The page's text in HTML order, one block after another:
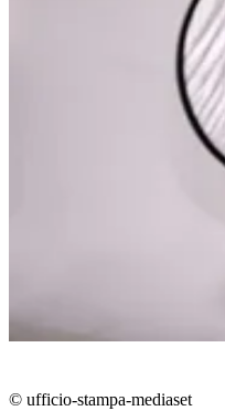
© ufficio-stampa-mediaset